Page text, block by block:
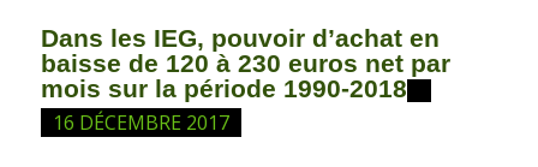
Dans les IEG, pouvoir d’achat en
baisse de 120 à 230 euros net par
mois sur la période 1990-2018
16 DÉCEMBRE 2017